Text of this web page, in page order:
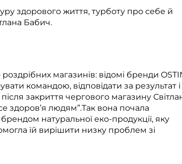
здорового життя, турботу про себе й
Бабич.
магазинів: відомі бренди
командою, відповідати за результат і
закриття чергового магазину
здоров’я людям”.Так вона почала
натуральної еко-продукції, яку
їй вирішити низку проблем зі